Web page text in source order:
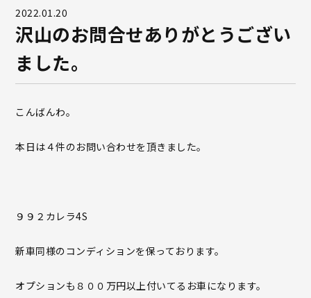
2022.01.20
沢山のお問合せありがとうござい
ました。
こんばんわ。
本日は４件のお問い合わせを頂きました。
９９２カレラ4S
新車同様のコンディションを保っております。
オプションも８００万円以上付いてるお車になります。